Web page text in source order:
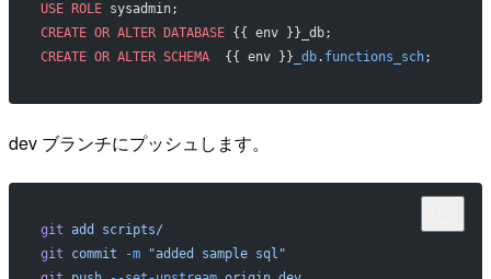
USE ROLE sysadmin;
CREATE OR ALTER DATABASE {{ env }}_db;
CREATE OR ALTER SCHEMA
  {{ env }}
_db. functions_sch;
dev ブランチにプッシュします。
git add
scripts/
git commit -m "added sample sql"